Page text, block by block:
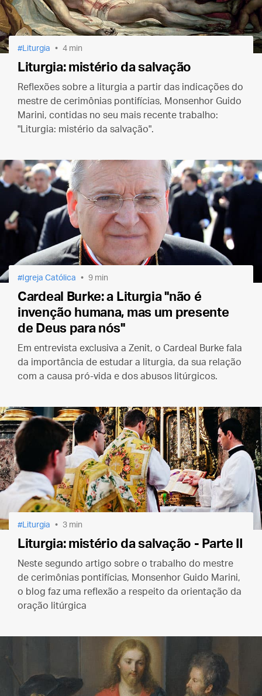
Liturgia 4 min
Liturgia: mistério da salvação
Reflexões sobre a liturgia a partir das indicações do
mestre de cerimônias pontifícias, Monsenhor Guido
Marini, contidas no seu mais recente trabalho:
"Liturgia: mistério da salvação".
Igreja Católica 9 min
Cardeal Burke: a Liturgia "não é
invenção humana, mas um presente
de Deus para nós"
Em entrevista exclusiva a Zenit, o Cardeal Burke fala
da importância de estudar a liturgia, da sua relação
com a causa pró-vida e dos abusos litúrgicos.
Liturgia 3 min
Liturgia: mistério da salvação - Parte II
Neste segundo artigo sobre o trabalho do mestre
de cerimônias pontifícias, Monsenhor Guido Marini,
o blog faz uma reflexão a respeito da orientação da
oração litúrgica